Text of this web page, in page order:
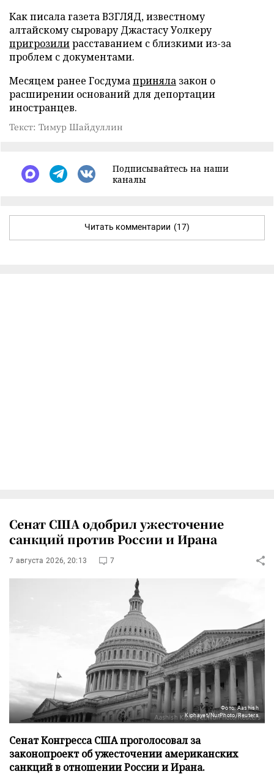
Как писала газета ВЗГЛЯД, известному
алтайскому сыровару Джастасу Уолкеру
пригрозилирасставанием с близкими из-за
проблем с документами.
Месяцем ранее Госдумаприняла закон о
расширении оснований для депортации
иностранцев.
Текст: Тимур Шайдуллин
Подписывайтесь на наши
каналы
Читать комментарии (17)
Сенат США одобрил ужесточение
санкций против России и Ирана
7 августа 2026, 20:13 7
Фото: Aashish
Kiphayet/NurPhoto/Reuters
Сенат Конгресса США проголосовал за
законопроект об ужесточении американских
санкций в отношении России и Ирана.